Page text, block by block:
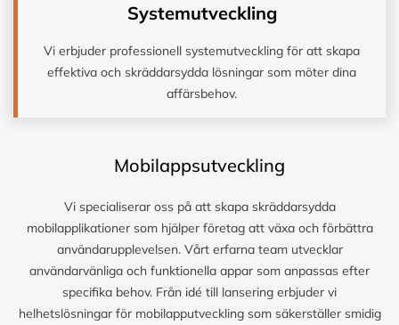
Systemutveckling
Vi erbjuder professionell systemutveckling för att skapa
effektiva och skräddarsydda lösningar som möter dina
affärsbehov.
Mobilappsutveckling
Vi specialiserar oss på att skapa skräddarsydda
mobilapplikationer som hjälper företag att växa och förbättra
användarupplevelsen. Vårt erfarna team utvecklar
användarvänliga och funktionella appar som anpassas efter
specifika behov. Från idé till lansering erbjuder vi
helhetslösningar för mobilapputveckling som säkerställer smidig